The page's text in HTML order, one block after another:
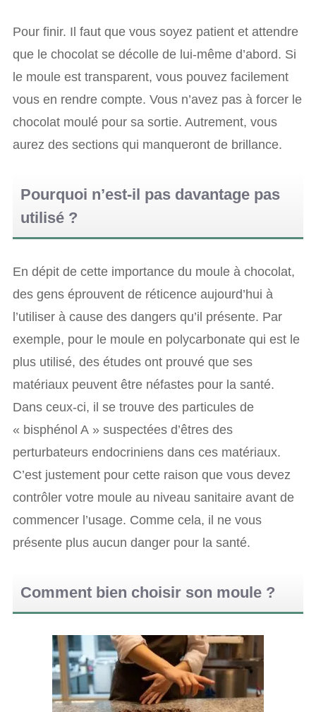
Pour finir. Il faut que vous soyez patient et attendre
que le chocolat se décolle de lui-même d’abord. Si
le moule est transparent, vous pouvez facilement
vous en rendre compte. Vous n’avez pas à forcer le
chocolat moulé pour sa sortie. Autrement, vous
aurez des sections qui manqueront de brillance.
Pourquoi n’est-il pas davantage pas
utilisé ?
En dépit de cette importance du moule à chocolat,
des gens éprouvent de réticence aujourd’hui à
l’utiliser à cause des dangers qu’il présente. Par
exemple, pour le moule en polycarbonate qui est le
plus utilisé, des études ont prouvé que ses
matériaux peuvent être néfastes pour la santé.
Dans ceux-ci, il se trouve des particules de
« bisphénol A » suspectées d’êtres des
perturbateurs endocriniens dans ces matériaux.
C’est justement pour cette raison que vous devez
contrôler votre moule au niveau sanitaire avant de
commencer l’usage. Comme cela, il ne vous
présente plus aucun danger pour la santé.
Comment bien choisir son moule ?